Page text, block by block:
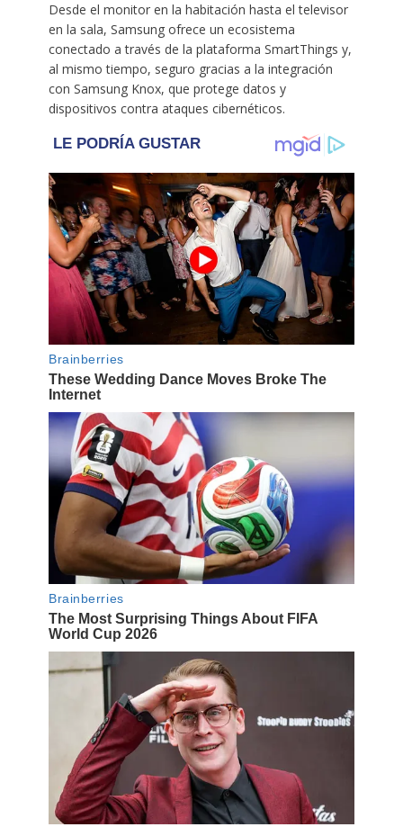
Desde el monitor en la habitación hasta el televisor
en la sala, Samsung ofrece un ecosistema
conectado a través de la plataforma SmartThings y,
al mismo tiempo, seguro gracias a la integración
con Samsung Knox, que protege datos y
dispositivos contra ataques cibernéticos.